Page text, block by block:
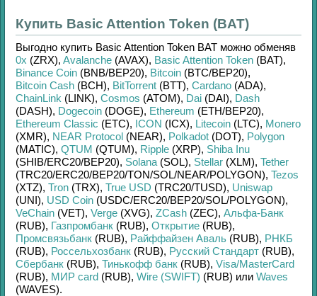
Купить Basic Attention Token (BAT)
Выгодно купить Basic Attention Token BAT можно обменяв
0x (ZRX), Avalanche (AVAX), Basic Attention Token (BAT),
Binance Coin (BNB/BEP20), Bitcoin (BTC/BEP20),
Bitcoin Cash (BCH), BitTorrent (BTT), Cardano (ADA),
ChainLink (LINK), Cosmos (ATOM), Dai (DAI), Dash
(DASH), Dogecoin (DOGE), Ethereum (ETH/BEP20),
Ethereum Classic (ETC), ICON (ICX), Litecoin (LTC), Monero
(XMR), NEAR Protocol (NEAR), Polkadot (DOT), Polygon
(MATIC), QTUM (QTUM), Ripple (XRP), Shiba Inu
(SHIB/ERC20/BEP20), Solana (SOL), Stellar (XLM), Tether
(TRC20/ERC20/BEP20/TON/SOL/NEAR/POLYGON), Tezos
(XTZ), Tron (TRX), True USD (TRC20/TUSD), Uniswap
(UNI), USD Coin (USDC/ERC20/BEP20/SOL/POLYGON),
VeChain (VET), Verge (XVG), ZCash (ZEC), Альфа-Банк
(RUB), Газпромбанк (RUB), Открытие (RUB),
Промсвязьбанк (RUB), Райффайзен Аваль (RUB), РНКБ
(RUB), Россельхозбанк (RUB), Русский Стандарт (RUB),
Сбербанк (RUB), Тинькофф банк (RUB), Visa/MasterCard
(RUB), МИР card (RUB), Wire (SWIFT) (RUB) или Waves
(WAVES).